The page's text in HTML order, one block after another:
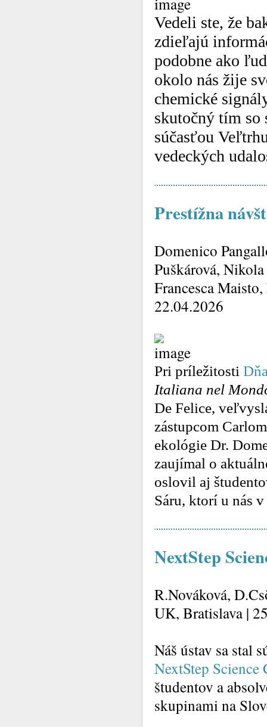
Vedeli ste, že
zdieľajú
podobne ako
okolo nás žije
chemické
skutočný tím
súčasťou
vedeckých
Prestížna
Domenico
Puškárová,
Francesca
22.04.2026
Pri príležitosti
Italiana nel
De Felice,
zástupcom
ekológie Dr.
zaujímal o
oslovil aj
Sáru, ktorí u nás
NextStep
R.Nováková,
UK, Bratislava |
Náš ústav sa stal
NextStep Science
študentov a
skupinami na